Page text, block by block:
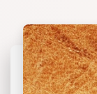
04 ЗАМША
03